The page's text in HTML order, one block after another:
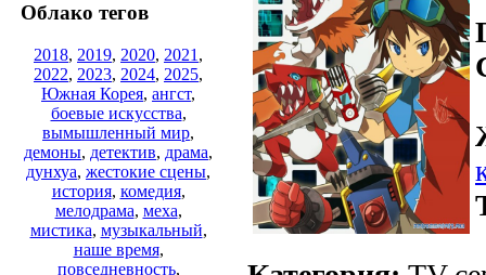
Облако тегов
2018, 2019, 2020, 2021 ,
2022, 2023, 2024, 2025,
Южная Корея, ангст,
боевые искусства,
вымышленный мир,
демоны, детектив, драма,
дунхуа, жестокие сцены,
история, комедия,
мелодрама, меха,
мистика, музыкальный,
наше время,
повседневность,